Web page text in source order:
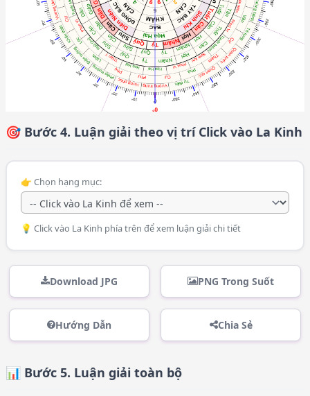
🎯 Bước 4. Luận giải theo vị trí Click vào La Kinh
👉 Chọn hạng mục:
💡 Click vào La Kinh phía trên để xem luận giải chi tiết
Download JPG PNG Trong Suốt
Hướng Dẫn Chia Sẻ
📊 Bước 5. Luận giải toàn bộ